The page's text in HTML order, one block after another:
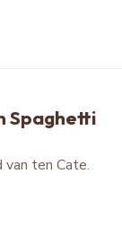
Spaghetti
van ten Cate.